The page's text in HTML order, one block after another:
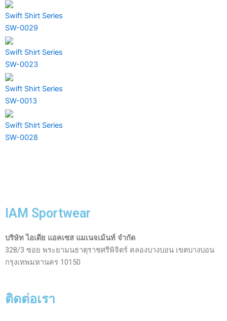
Swift Shirt Series
SW-0029
Swift Shirt Series
SW-0023
Swift Shirt Series
SW-0013
Swift Shirt Series
SW-0028
IAM Sportwear
บริษัท ไอเดีย แอคเซส แมเนจเม้นท์ จำกัด
328/3 ซอย พระยามนธาตุราชศรีพิจิตร์ คลองบางบอน เขตบางบอน
กรุงเทพมหานคร 10150
ติดต่อเรา